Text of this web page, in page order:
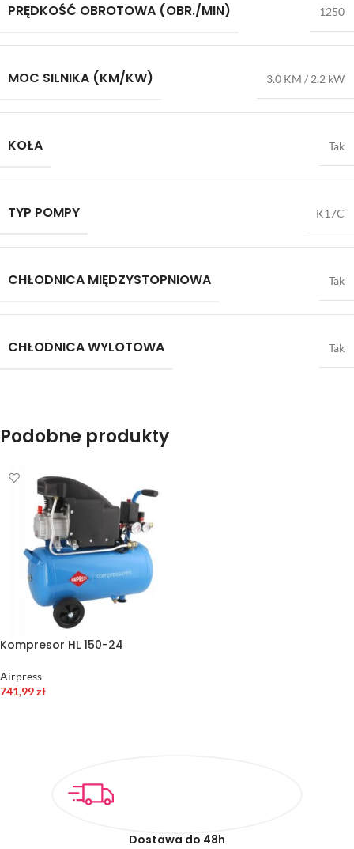
PRĘDKOŚĆ OBROTOWA (OBR./MIN) 1250
MOC SILNIKA (KM/KW) 3.0 KM / 2.2 kW
KOŁA Tak
TYP POMPY K17C
CHŁODNICA MIĘDZYSTOPNIOWA Tak
CHŁODNICA WYLOTOWA Tak
Podobne produkty
Kompresor HL 150-24
Airpress
741,99zł
Dostawa do 48h